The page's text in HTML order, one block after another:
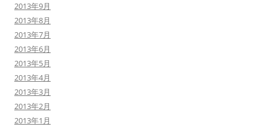
2013年9月
2013年8月
2013年7月
2013年6月
2013年5月
2013年4月
2013年3月
2013年2月
2013年1月